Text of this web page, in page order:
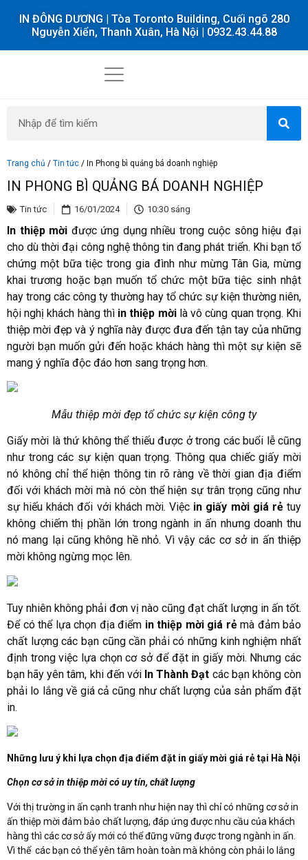
IN ĐÔNG DƯƠNG | Tòa Toronto Building, Cuối ngõ 280
Nguyễn Xiển, Thanh Xuân, Hà Nội | 0932.43.44.88
Trang chủ / Tin tức / In Phong bì quảng bá doanh nghiệp
IN PHONG BÌ QUẢNG BÁ DOANH NGHIỆP
Tin tức 16/01/2024 10:30 sáng
In thiệp mời được ứng dụng nhiều trong cuộc sông hiệu đại
cho dù thời đại công nghệ thông tin đang phát triển. Khi bạn tổ
chứng một bữa tiệc trong gia đình như mừng Tân Gia, mừng
khai trương hoặc bạn muốn tổ chức một bữa tiệc sinh nhật
hay trong các công ty thường hay tổ chức sự kiện thường niên,
hội nghị khách hàng thì in thiệp mờilà vô cùng quan trọng. Khi
thiệp mời đẹp và ý nghĩa này được đưa đến tận tay của những
người bạn muốn gửi đến hoặc khách hàng thì một sự kiện sẽ
mang ý nghĩa độc đáo hơn sang trọng hơn.
Mẫu thiệp mời đẹp tổ chức sự kiện công ty
Giấy mời là thứ không thể thiếu được ở trong các buổi lễ cũng
như trong các sự kiện quan trọng. Thông qua chiếc giấy mời
nó không chỉ thể hiện thông tin rõ ràng về thời gian địa điểm
đối với khách mời mà nó còn thể hiện sự trân trọng cũng như
sự hiếu khách đối với khách mời. Việc in giấy mời giá rẻtuy
không chiếm thị phần lớn trong ngành in ấn nhưng doanh thu
nó mang lại cũng không hề nhỏ. Vì vậy các cơ sở in ấn thiệp
mời không ngừng mọc lên.
Tuy nhiên không phải đơn vị nào cũng đạt chất lượng in ấn tốt.
Để có thể lựa chọn địa điểm in thiệp mời giá rẻmà đảm bảo
chất lượng các bạn cũng cần phải có những kinh nghiệm nhất
định trong việc lựa chọn cơ sở để đặt in giấy mời. Nhưng các
bạn hãy yên tâm, khi đến với In Thành Đạt các bạn không còn
phải lo lắng về giá cả cũng như chất lượng của sản phẩm đặt
in.
Những lưu ý khi lựa chọn địa điểm đặt in giấy mời giá rẻ tại Hà Nội
Chọn cơ sở in thiệp mời có uy tín, chất lượng
Với thị trường in ấn cạnh tranh như hiện nay thì chỉ có những cơ sở in
ấn thiệp mời đảm bảo chất lượng, đáp ứng được nhu cầu của khách
hàng thì các cơ sở ấy mới có thể đững vững được trong ngành in ấn.
Vì thế các bạn có thể yên tâm hoàn toàn mà không còn phải lo lắng